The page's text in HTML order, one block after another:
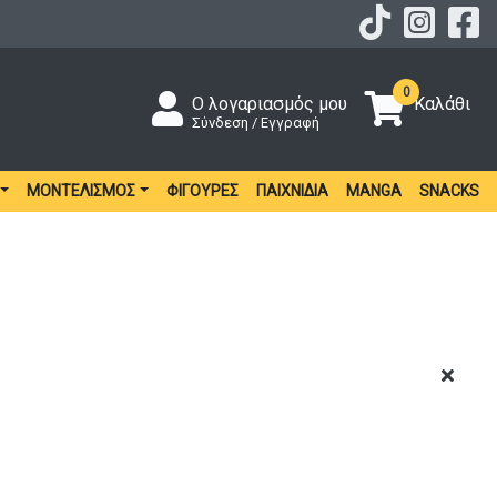
Ο λογαριασμός μου
Σύνδεση / Εγγραφή
0
Καλάθι
ΜΟΝΤΕΛΙΣΜΌΣ ΦΙΓΟΎΡΕΣ ΠΑΙΧΝΊΔΙΑ MANGA SNACKS